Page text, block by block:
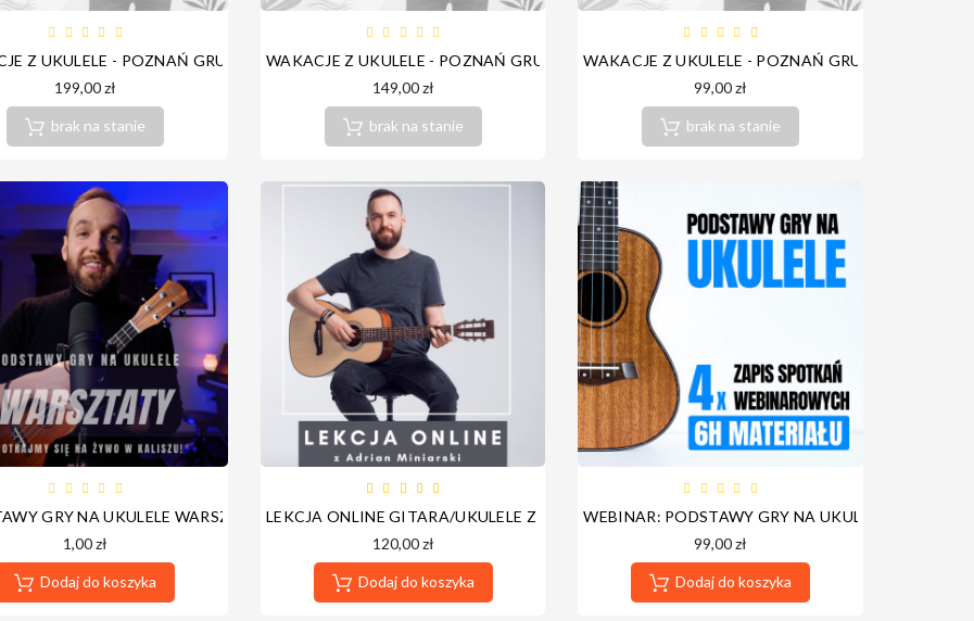
Z UKULELE - POZNAŃ GRUPA MŁODZIEŻ I DOROŚLI
199,00 zł
brak na stanie
WAKACJE Z UKULELE - POZNAŃ GRUPA 11-16 LAT
149,00 zł
brak na stanie
WAKACJE Z UKULELE - POZNAŃ GRUPA 6-10 LAT
99,00 zł
brak na stanie
GRY NA UKULELE WARSZTATY Z ADRIAN MINIARSKI
1,00 zł
Dodaj do koszyka
LEKCJA ONLINE GITARA/UKULELE Z ADRIAN MINIARSKI
120,00 zł
Dodaj do koszyka
WEBINAR: PODSTAWY GRY NA UKULELE
99,00 zł
Dodaj do koszyka